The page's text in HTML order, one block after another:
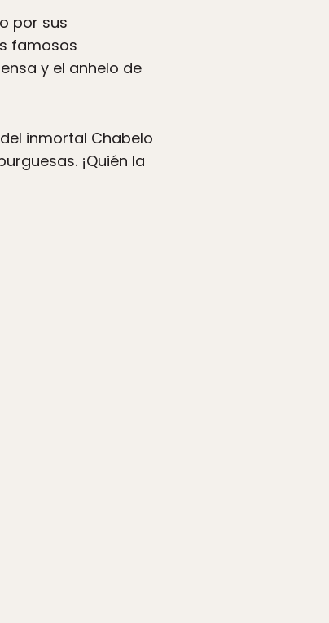
por sus
famosos
y el anhelo de
inmortal Chabelo
¡Quién la